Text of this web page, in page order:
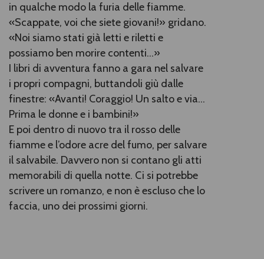
in qualche modo la furia delle fiamme.
«Scappate, voi che siete giovani!» gridano.
«Noi siamo stati già letti e riletti e
possiamo ben morire contenti...»
I libri di avventura fanno a gara nel salvare
i propri compagni, buttandoli giù dalle
finestre: «Avanti! Coraggio! Un salto e via...
Prima le donne e i bambini!»
E poi dentro di nuovo tra il rosso delle
fiamme e l’odore acre del fumo, per salvare
il salvabile. Davvero non si contano gli atti
memorabili di quella notte. Ci si potrebbe
scrivere un romanzo, e non è escluso che lo
faccia, uno dei prossimi giorni.